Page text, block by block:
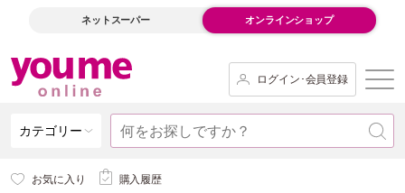
ネットスーパー オンラインショップ
ログイン･会員登録
カテゴリー
お気に入り 購入履歴